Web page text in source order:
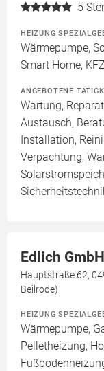
5
HEIZUNG
Wärmepumpe,
Smart Home,
ANGEBOTENE
Wartung,
Austausch,
Installation,
Verpachtung,
Edlich GmbH
Hauptstraße 62,
Beilrode)
HEIZUNG
Wärmepumpe,
Pelletheizung,